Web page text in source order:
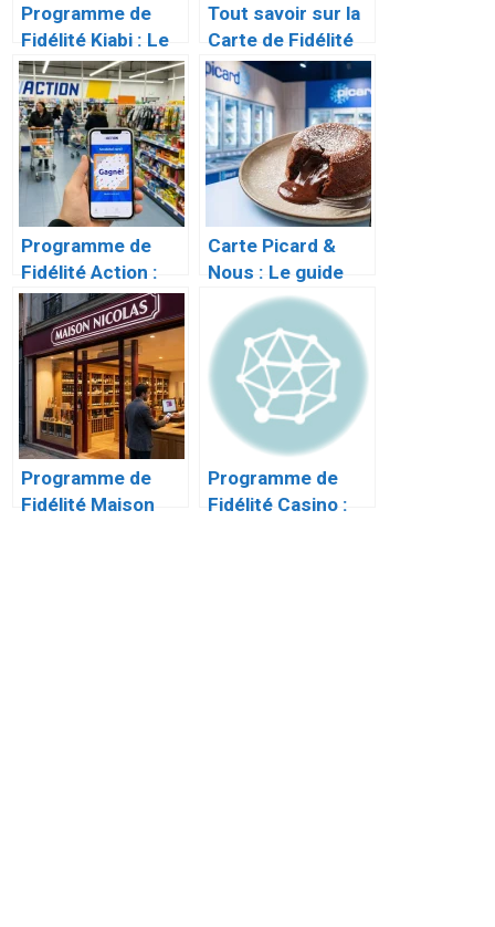
Programme de
Fidélité Kiabi : Le
Guide Complet du
Club « En Famille »
Tout savoir sur la
Carte de Fidélité
G20 : Avantages,
Activation et
Inscription
Programme de
Fidélité Action :
Oubliez la carte,
place à l’App !
Carte Picard &
Nous : Le guide
complet du
programme de
fidélité
Programme de
Fidélité Maison
Programme de
Fidélité Casino :